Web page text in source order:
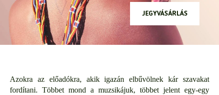
JEGYVÁSÁRLÁS
Azokra az előadókra, akik igazán elbűvölnek kár szavakat
fordítani. Többet mond a muzsikájuk, többet jelent egy-egy